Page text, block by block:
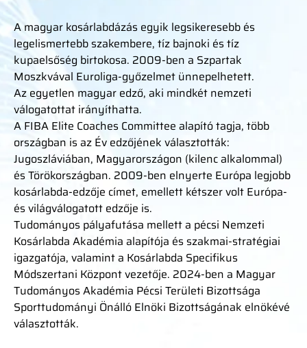
A magyar kosárlabdázás egyik legsikeresebb és
legelismertebb szakembere, tíz bajnoki és tíz
kupaelsőség birtokosa. 2009-ben a Szpartak
Moszkvával Euroliga-győzelmet ünnepelhetett.
Az egyetlen magyar edző, aki mindkét nemzeti
válogatottat irányíthatta.
A FIBA Elite Coaches Committee alapító tagja, több
országban is az Év edzőjének választották:
Jugoszláviában, Magyarországon (kilenc alkalommal)
és Törökországban. 2009-ben elnyerte Európa legjobb
kosárlabda-edzője címet, emellett kétszer volt Európa-
és világválogatott edzője is.
Tudományos pályafutása mellett a pécsi Nemzeti
Kosárlabda Akadémia alapítója és szakmai-stratégiai
igazgatója, valamint a Kosárlabda Specifikus
Módszertani Központ vezetője. 2024-ben a Magyar
Tudományos Akadémia Pécsi Területi Bizottsága
Sporttudományi Önálló Elnöki Bizottságának elnökévé
választották.